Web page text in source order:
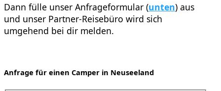
Dann fülle unser Anfrageformular (unten) aus
und unser Partner-Reisebüro wird sich
umgehend bei dir melden.
Anfrage für einen Camper in Neuseeland